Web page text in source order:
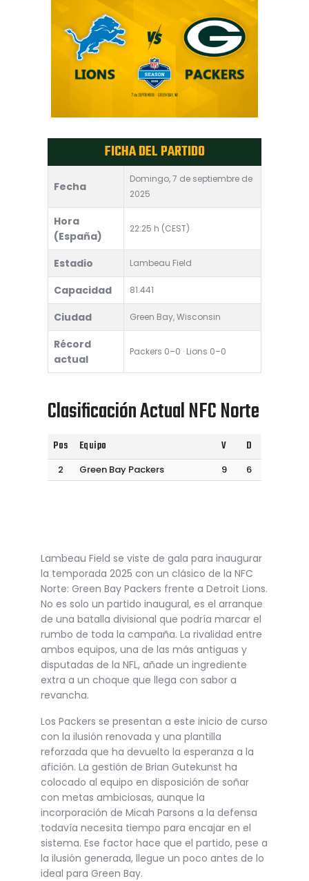
FICHA DEL PARTIDO
Fecha
Domingo, 7 de septiembre de
2025
Hora
(España)
22:25 h (CEST)
Estadio Lambeau Field
Capacidad 81.441
Ciudad Green Bay, Wisconsin
Récord
actual
Packers 0–0 · Lions 0–0
Clasificación Actual NFC Norte
Pos Equipo V D
2 Green Bay Packers 9 6
Lambeau Field se viste de gala para inaugurar
la temporada 2025 con un clásico de la NFC
Norte: Green Bay Packers frente a Detroit Lions.
No es solo un partido inaugural, es el arranque
de una batalla divisional que podría marcar el
rumbo de toda la campaña. La rivalidad entre
ambos equipos, una de las más antiguas y
disputadas de la NFL, añade un ingrediente
extra a un choque que llega con sabor a
revancha.
Los Packers se presentan a este inicio de curso
con la ilusión renovada y una plantilla
reforzada que ha devuelto la esperanza a la
afición. La gestión de Brian Gutekunst ha
colocado al equipo en disposición de soñar
con metas ambiciosas, aunque la
incorporación de Micah Parsons a la defensa
todavía necesita tiempo para encajar en el
sistema. Ese factor hace que el partido, pese a
la ilusión generada, llegue un poco antes de lo
ideal para Green Bay.